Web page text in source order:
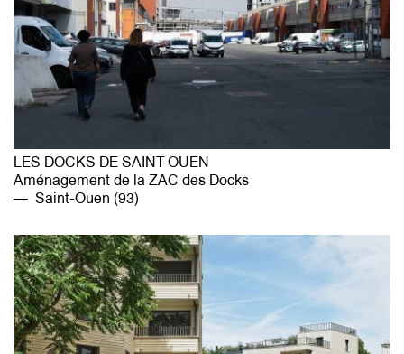
LES DOCKS DE SAINT-OUEN
Aménagement de la ZAC des Docks
Saint-Ouen (93)